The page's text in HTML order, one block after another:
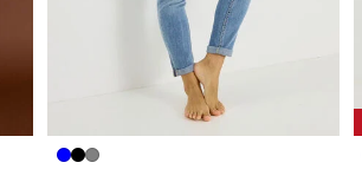
Image précédente
Image suivante